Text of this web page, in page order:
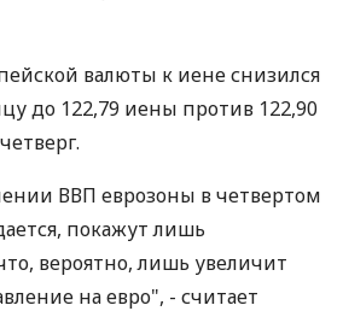
валюты к иене снизился
до 122,79 иены против 122,90
ВВП еврозоны в четвертом
покажут лишь
вероятно, лишь увеличит
на евро", - считает